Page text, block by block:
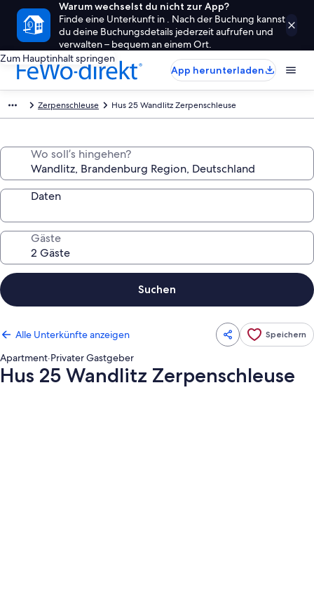
Warum wechselst du nicht zur App?
Finde eine Unterkunft in . Nach der Buchung kannst
du deine Buchungsdetails jederzeit aufrufen und
verwalten – bequem an einem Ort.
Zum Hauptinhalt springen
App herunterladen
Zerpenschleuse Hus 25 Wandlitz Zerpenschleuse
Wo soll’s hingehen?
Daten
Gäste
Suchen
Alle Unterkünfte anzeigen Speichern
Apartment·Privater Gastgeber
Hus 25 Wandlitz Zerpenschleuse